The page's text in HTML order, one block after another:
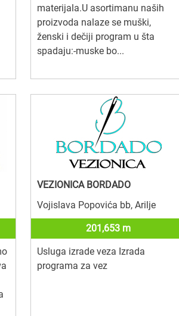
materijala.U asortimanu naših
proizvoda nalaze se muški,
ženski i dečiji program u šta
spadaju:-muske bo...
VEZIONICA BORDADO
Vojislava Popovića bb, Arilje
201,653 m
Usluga izrade veza Izrada
programa za vez